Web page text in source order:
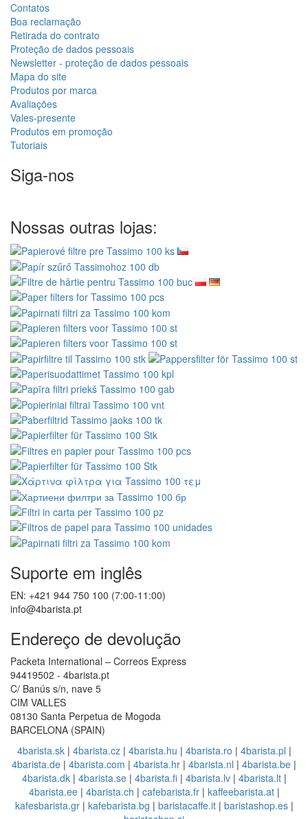
Contatos
Boa reclamação
Retirada do contrato
Proteção de dados pessoais
Newsletter - proteção de dados pessoais
Mapa do site
Produtos por marca
Avaliações
Vales-presente
Produtos em promoção
Tutoriais
Siga-nos
Nossas outras lojas:
Suporte em inglês
EN: +421 944 750 100 (7:00-11:00)
info@4barista.pt
Endereço de devolução
Packeta International – Correos Express
94419502 - 4barista.pt
C/ Banús s/n, nave 5
CIM VALLES
08130 Santa Perpetua de Mogoda
BARCELONA (SPAIN)
4barista.sk| 4barista.cz| 4barista.hu | 4barista.ro | 4barista.pl |
4barista.de | 4barista.com | 4barista.hr | 4barista.nl | 4barista.be |
4barista.dk| 4barista.se| 4barista.fi| 4barista.lv| 4barista.lt|
4barista.ee| 4barista.ch | cafebarista.fr| kaffeebarista.at|
kafesbarista.gr| kafebarista.bg | baristacaffe.it| baristashop.es|